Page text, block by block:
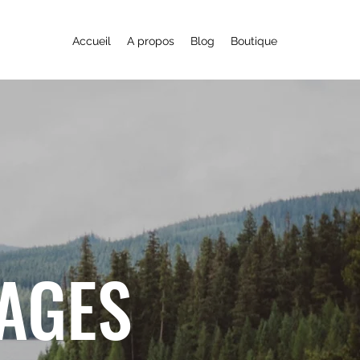
Accueil A propos Blog Boutique